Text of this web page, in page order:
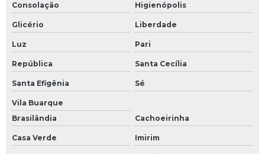
Reforma loja shopping
Reforma shopping center
Reforma shopping mall
Reformas para lojas
Serviço de colocação de piso
Consolação Higienópolis
Glicério Liberdade
Luz Pari
República Santa Cecília
Santa Efigênia Sé
Vila Buarque
Brasilândia
Cachoeirinha
Casa Verde Imirim